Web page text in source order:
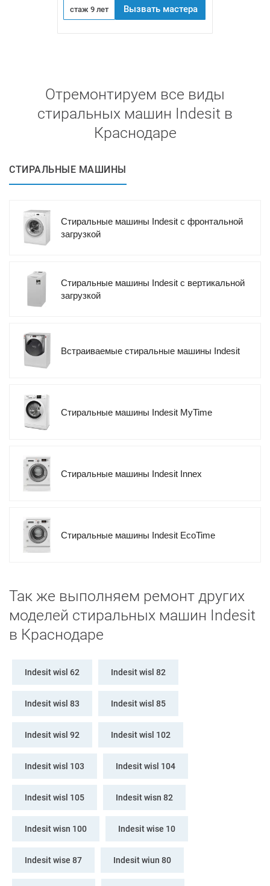
стаж 9 лет Вызвать мастера
Отремонтируем все виды
стиральных машин Indesit в
Краснодаре
СТИРАЛЬНЫЕ МАШИНЫ
Стиральные машины Indesit с фронтальной
загрузкой
Стиральные машины Indesit с вертикальной
загрузкой
Встраиваемые стиральные машины Indesit
Стиральные машины Indesit MyTime
Стиральные машины Indesit Innex
Стиральные машины Indesit EcoTime
Так же выполняем ремонт других
моделей стиральных машин Indesit
в Краснодаре
Indesit wisl 62 Indesit wisl 82
Indesit wisl 83 Indesit wisl 85
Indesit wisl 92 Indesit wisl 102
Indesit wisl 103 Indesit wisl 104
Indesit wisl 105 Indesit wisn 82
Indesit wisn 100 Indesit wise 10
Indesit wise 87 Indesit wiun 80